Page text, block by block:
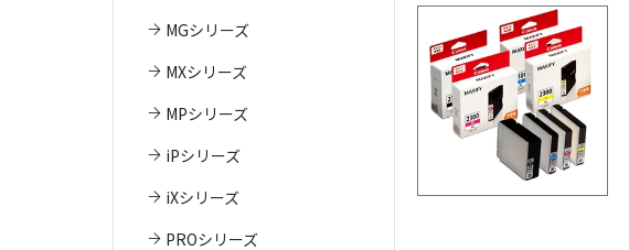
MGシリーズ
MXシリーズ
MPシリーズ
iPシリーズ
iXシリーズ
PROシリーズ